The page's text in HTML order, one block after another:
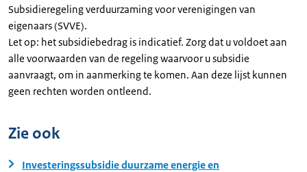
Subsidieregeling verduurzaming voor verenigingen van
eigenaars (SVVE).
Let op: het subsidiebedrag is indicatief. Zorg dat u voldoet aan
alle voorwaarden van de regeling waarvoor u subsidie
aanvraagt, om in aanmerking te komen. Aan deze lijst kunnen
geen rechten worden ontleend.
Zie ook
Investeringssubsidie duurzame energie en